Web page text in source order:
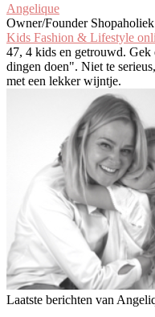
Angelique
Owner/Founder
Kids Fashion & Lifestyle
47, 4 kids en getrouwd.
dingen doen". Niet te
met een lekker wijntje.
Laatste berichten van